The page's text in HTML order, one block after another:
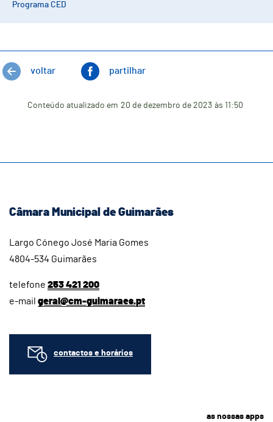
Programa CED
voltar partilhar
Conteúdo atualizado em 20 de dezembro de 2023 às 11:50
Câmara Municipal de Guimarães
Largo Cónego José Maria Gomes
4804-534 Guimarães
telefone 253 421 200
e-mail geral@cm-guimaraes.pt
contactos e horários
as nossas apps